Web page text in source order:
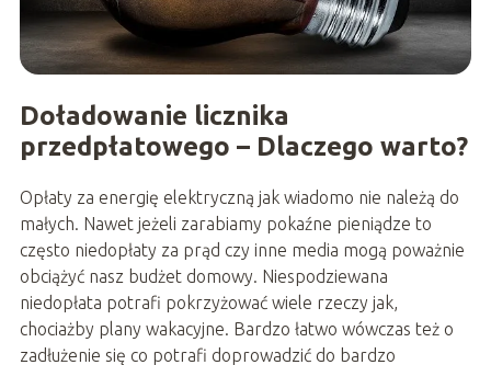
Doładowanie licznika
przedpłatowego – Dlaczego warto?
Opłaty za energię elektryczną jak wiadomo nie należą do
małych. Nawet jeżeli zarabiamy pokaźne pieniądze to
często niedopłaty za prąd czy inne media mogą poważnie
obciążyć nasz budżet domowy. Niespodziewana
niedopłata potrafi pokrzyżować wiele rzeczy jak,
chociażby plany wakacyjne. Bardzo łatwo wówczas też o
zadłużenie się co potrafi doprowadzić do bardzo